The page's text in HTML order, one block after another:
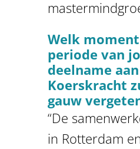
Welk
periode van
deelname aan
Koerskracht
gauw
“De
in Rotterdam